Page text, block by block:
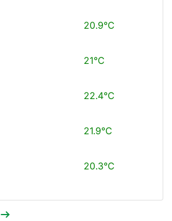
20.9°C
21°C
22.4°C
21.9°C
20.3°C